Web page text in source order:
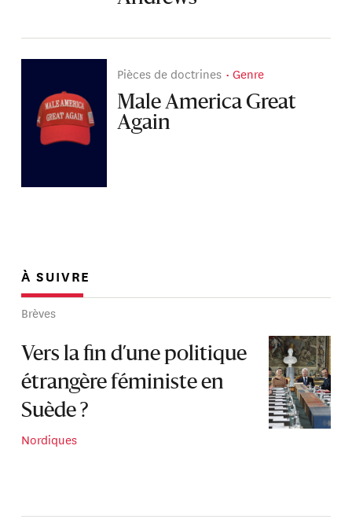
Pièces de doctrines Genre
Male America Great
Again
À SUIVRE
Brèves
Vers la fin d’une politique
étrangère féministe en
Suède ?
Nordiques